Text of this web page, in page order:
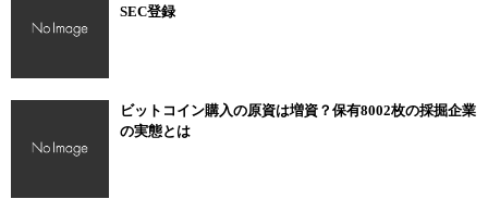
SEC登録
ビットコイン購入の原資は増資？保有8002枚の採掘企業
の実態とは